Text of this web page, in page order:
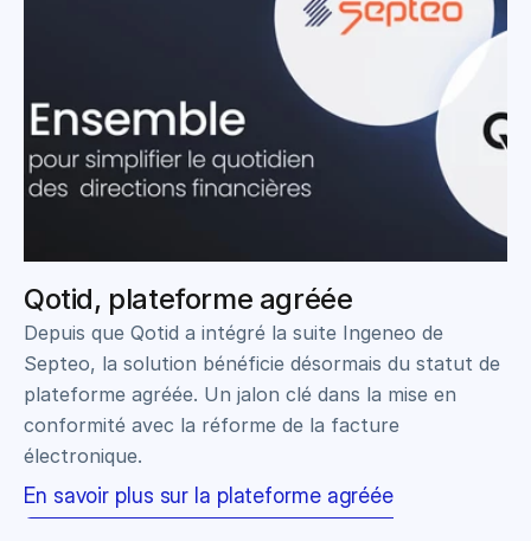
Qotid, plateforme agréée
Depuis que Qotid a intégré la suite Ingeneo de
Septeo, la solution bénéficie désormais du statut de
plateforme agréée. Un jalon clé dans la mise en
conformité avec la réforme de la facture
électronique.
En savoir plus sur la plateforme agréée